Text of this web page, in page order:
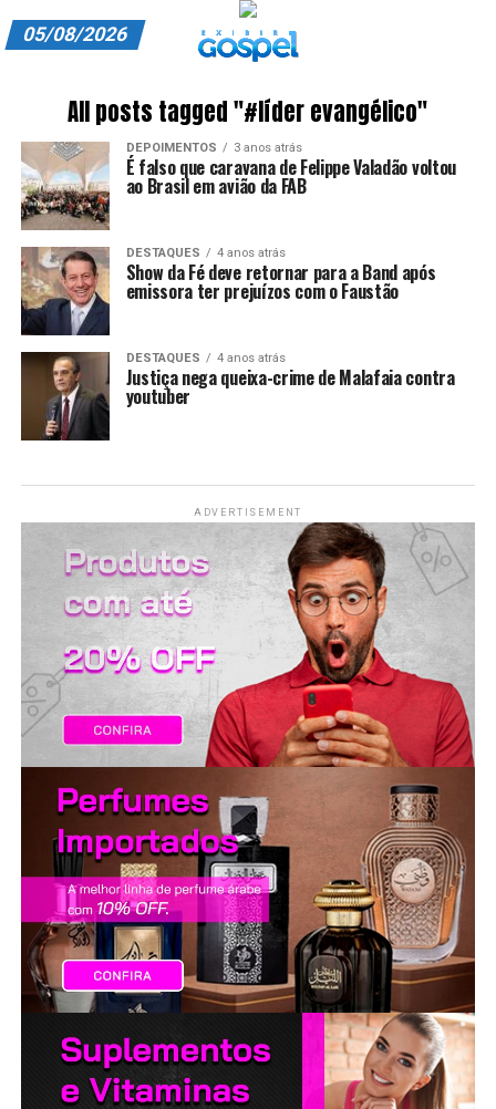
ASSINE
CARRINHO
EDITORIAL
ENTREVISTAS
EXPEDIENTE
FINALIZAR COMPRA
05/08/2026
All posts tagged "#líder evangélico"
DEPOIMENTOS 3 anos atrás
É falso que caravana de Felippe Valadão voltou
ao Brasil em avião da FAB
DESTAQUES 4 anos atrás
Show da Fé deve retornar para a Band após
emissora ter prejuízos com o Faustão
DESTAQUES 4 anos atrás
Justiça nega queixa-crime de Malafaia contra
youtuber
ADVERTISEMENT